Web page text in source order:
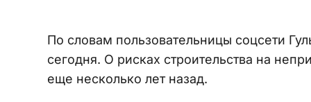
По словам пользовательницы соцсети
сегодня. О рисках строительства на
еще несколько лет назад.